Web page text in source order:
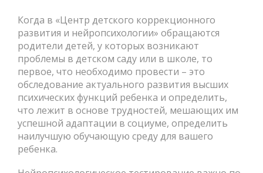
Когда в «Центр детского коррекционного
развития и нейропсихологии» обращаются
родители детей, у которых возникают
проблемы в детском саду или в школе, то
первое, что необходимо провести – это
обследование актуального развития высших
психических функций ребенка и определить,
что лежит в основе трудностей, мешающих им
успешной адаптации в социуме, определить
наилучшую обучающую среду для вашего
ребенка.